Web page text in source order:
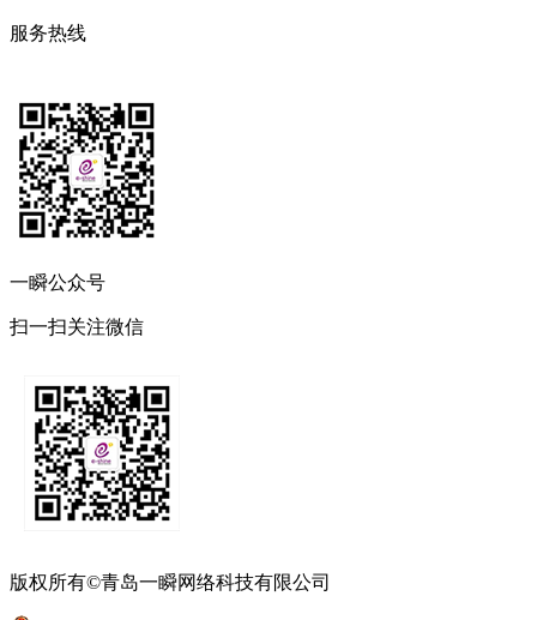
服务热线
一瞬公众号
扫一扫关注微信
版权所有©青岛一瞬网络科技有限公司